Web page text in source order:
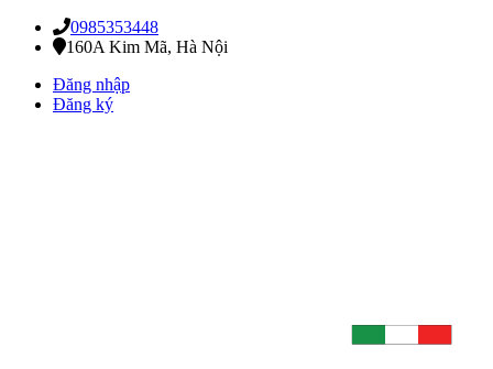
0985353448
160A Kim Mã, Hà Nội
Đăng nhập
Đăng ký